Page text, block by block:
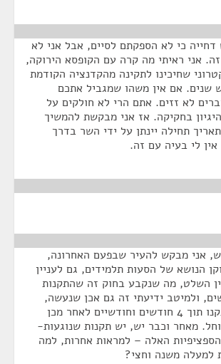
כי לא הספקתם לסיים, אבל אני לא
אני ראיתי מה קרה עם הקופסא הירוקה,
שחיכינו לתקינה מהקדנציה הקודמת
שנים. אם אין משהו שמגביל אתכם
לא זזים. אתם הרי לא חולקים על
בחקיקה. אז אני מבקשת להמשיך
תחילה יינתן על ידי השר בדרך
לי בעיה עם זה.
אני מבקש להעיר שבפעם האחרונה,
תוקן הנושא של הסעות תלמידים, גם לעניין
השלט, מה שנקבע בחוק זה שהתקנות
תוך 4 חודשים, ולמיטב ידיעתי זה גם אכן שנעשה,
כלומר, תקנות הותקנו תוך 4 חודשים וחודשיים לאחר מכן
מאחר וכבר יש, יש תקנות שנוגעות-
האלה – למראות אחרות, למה
למעלה משנה וחצי?